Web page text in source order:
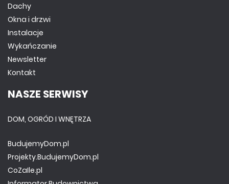
Dachy
Okna i drzwi
Instalacje
Wykańczanie
Newsletter
Kontakt
NASZE SERWISY
DOM, OGRÓD I WNĘTRZA
BudujemyDom.pl
Projekty.BudujemyDom.pl
CoZaIle.pl